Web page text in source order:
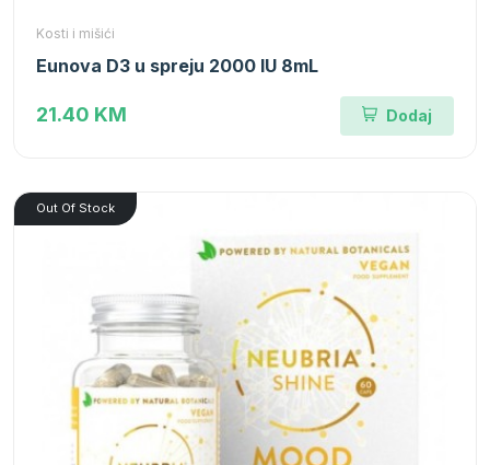
Kosti i mišići
Eunova D3 u spreju 2000 IU 8mL
21.40 KM Dodaj
Out Of Stock